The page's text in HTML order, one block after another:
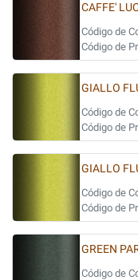
CAFFE'
Código de
Código de
GIALLO
Código de
Código de
GIALLO
Código de
Código de
GREEN
Código de